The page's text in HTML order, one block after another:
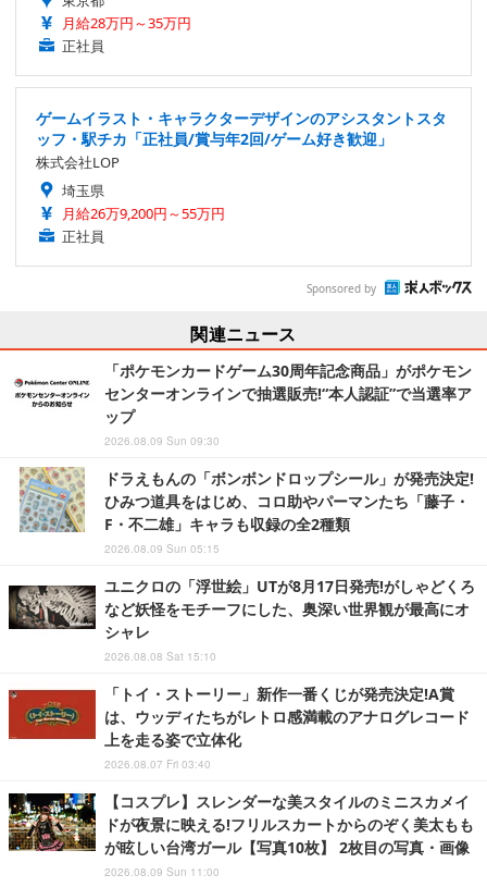
月給28万円～35万円
正社員
ゲームイラスト・キャラクターデザインのアシスタントスタ
ッフ・駅チカ「正社員/賞与年2回/ゲーム好き歓迎」
株式会社LOP
埼玉県
月給26万9,200円～55万円
正社員
Sponsored by
関連ニュース
「ポケモンカードゲーム30周年記念商品」がポケモン
センターオンラインで抽選販売!“本人認証”で当選率ア
ップ
2026.08.09 Sun 09:30
ドラえもんの「ボンボンドロップシール」が発売決定!
ひみつ道具をはじめ、コロ助やパーマンたち「藤子・
F・不二雄」キャラも収録の全2種類
2026.08.09 Sun 05:15
ユニクロの「浮世絵」UTが8月17日発売!がしゃどくろ
など妖怪をモチーフにした、奥深い世界観が最高にオ
シャレ
2026.08.08 Sat 15:10
「トイ・ストーリー」新作一番くじが発売決定!A賞
は、ウッディたちがレトロ感満載のアナログレコード
上を走る姿で立体化
2026.08.07 Fri 03:40
【コスプレ】スレンダーな美スタイルのミニスカメイ
ドが夜景に映える!フリルスカートからのぞく美太もも
が眩しい台湾ガール【写真10枚】 2枚目の写真・画像
2026.08.09 Sun 11:00